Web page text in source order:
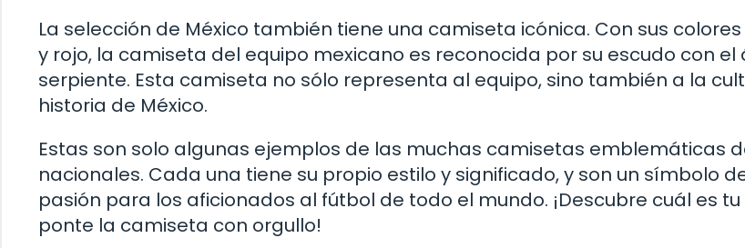
La selección de México también tiene una camiseta icónica. Con sus
y rojo, la camiseta del equipo mexicano es reconocida por su escudo con el
serpiente. Esta camiseta no sólo representa al equipo, sino también a la
historia de México.
Estas son solo algunas ejemplos de las muchas camisetas emblemáticas
nacionales. Cada una tiene su propio estilo y significado, y son un símbolo
pasión para los aficionados al fútbol de todo el mundo. ¡Descubre cuál es
ponte la camiseta con orgullo!